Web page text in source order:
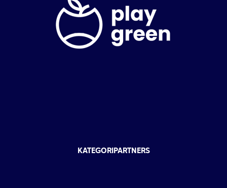
KATEGORIPARTNERS